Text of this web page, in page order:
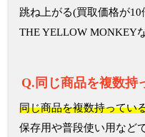
跳ね上がる(買取価格が
THE YELLOW MONKEY
Q.同じ商品を複数持
同じ商品を複数持ってい
保存用や普段使い用など